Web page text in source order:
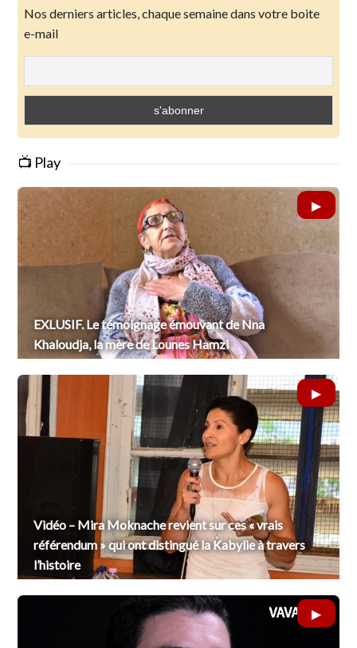
Nos derniers articles, chaque semaine dans votre boite
e-mail
📺 Play
EXLUSIF. Le témoignage émouvant de Nna
Khaloudja, la mère de Lounes Hamzi
Vidéo – Mira Moknache revient sur ces « vrais
référendum » qui ont distingué la Kabylie à travers
l’histoire